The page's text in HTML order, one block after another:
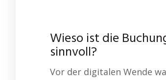
Wieso ist die
sinnvoll?
Vor der digitalen Wende